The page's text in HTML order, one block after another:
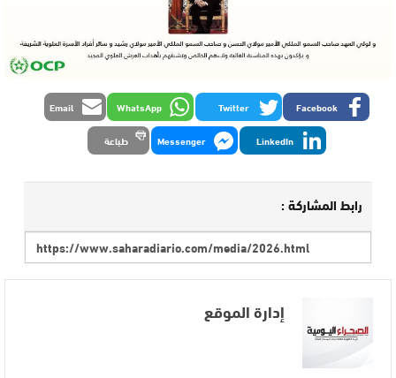
Facebook
Twitter
WhatsApp
Email
LinkedIn
Messenger طباعة
رابط المشاركة :
إدارة الموقع